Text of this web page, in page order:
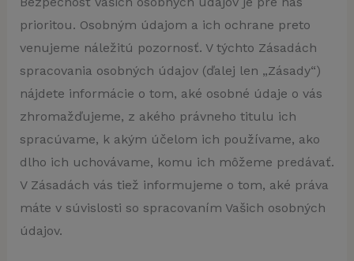
prioritou. Osobným údajom a ich ochrane preto
venujeme náležitú pozornosť. V týchto Zásadách
spracovania osobných údajov (ďalej len „Zásady“)
nájdete informácie o tom, aké osobné údaje o vás
zhromažďujeme, z akého právneho titulu ich
spracúvame, k akým účelom ich používame, ako
dlho ich uchovávame, komu ich môžeme predávať.
V Zásadách vás tiež informujeme o tom, aké práva
máte v súvislosti so spracovaním Vašich osobných
údajov.